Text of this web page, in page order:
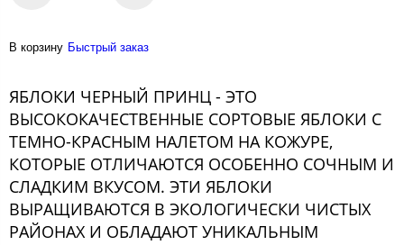
В корзину Быстрый заказ
ЯБЛОКИ ЧЕРНЫЙ ПРИНЦ - ЭТО
ВЫСОКОКАЧЕСТВЕННЫЕ СОРТОВЫЕ ЯБЛОКИ С
ТЕМНО-КРАСНЫМ НАЛЕТОМ НА КОЖУРЕ,
КОТОРЫЕ ОТЛИЧАЮТСЯ ОСОБЕННО СОЧНЫМ И
СЛАДКИМ ВКУСОМ. ЭТИ ЯБЛОКИ
ВЫРАЩИВАЮТСЯ В ЭКОЛОГИЧЕСКИ ЧИСТЫХ
РАЙОНАХ И ОБЛАДАЮТ УНИКАЛЬНЫМ